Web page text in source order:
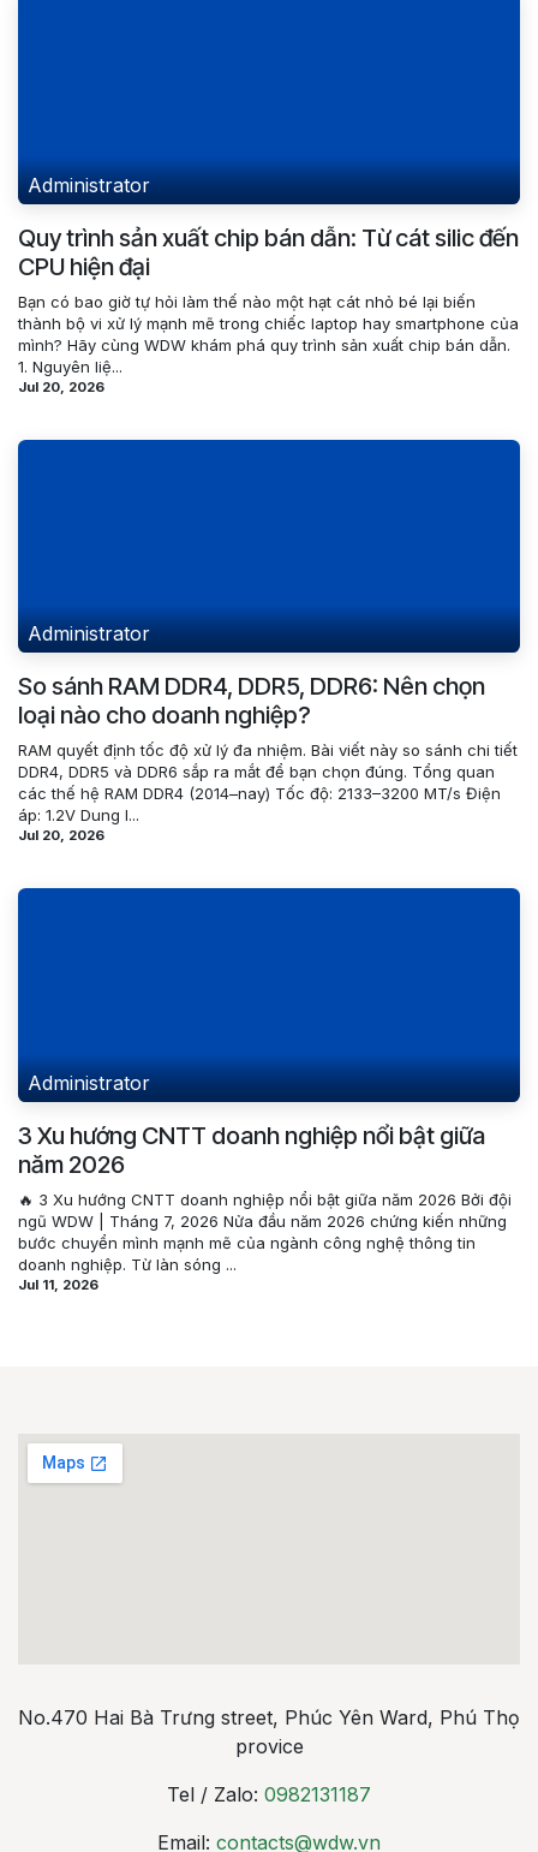
Administrator
Quy trình sản xuất chip bán dẫn: Từ cát silic đến
CPU hiện đại
Bạn có bao giờ tự hỏi làm thế nào một hạt cát nhỏ bé lại biến
thành bộ vi xử lý mạnh mẽ trong chiếc laptop hay smartphone của
mình? Hãy cùng WDW khám phá quy trình sản xuất chip bán dẫn.
1. Nguyên liệ...
Jul 20, 2026
Administrator
So sánh RAM DDR4, DDR5, DDR6: Nên chọn
loại nào cho doanh nghiệp?
RAM quyết định tốc độ xử lý đa nhiệm. Bài viết này so sánh chi tiết
DDR4, DDR5 và DDR6 sắp ra mắt để bạn chọn đúng. Tổng quan
các thế hệ RAM DDR4 (2014–nay) Tốc độ: 2133–3200 MT/s Điện
áp: 1.2V Dung l...
Jul 20, 2026
Administrator
3 Xu hướng CNTT doanh nghiệp nổi bật giữa
năm 2026
🔥 3 Xu hướng CNTT doanh nghiệp nổi bật giữa năm 2026 Bởi đội
ngũ WDW | Tháng 7, 2026 Nửa đầu năm 2026 chứng kiến những
bước chuyển mình mạnh mẽ của ngành công nghệ thông tin
doanh nghiệp. Từ làn sóng ...
Jul 11, 2026
No.470 Hai Bà Trưng street, Phúc Yên Ward, Phú Thọ
provice
Tel / Zalo: 0982131187
Email: contacts@wdw.vn